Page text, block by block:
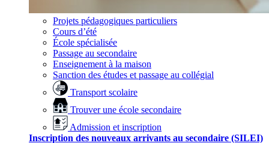
Projets pédagogiques particuliers
Cours d’été
École spécialisée
Passage au secondaire
Enseignement à la maison
Sanction des études et passage au collégial
Transport scolaire
Trouver une école secondaire
Admission et inscription
Inscription des nouveaux arrivants au secondaire (SILEI)